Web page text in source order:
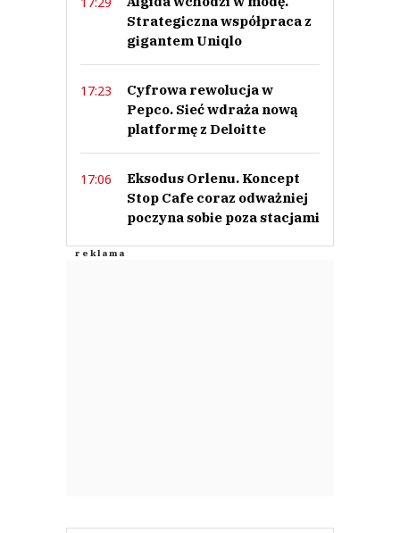
Strategiczna współpraca z
gigantem Uniqlo
17:23
Cyfrowa rewolucja w
Pepco. Sieć wdraża nową
platformę z Deloitte
17:06
Eksodus Orlenu. Koncept
Stop Cafe coraz odważniej
poczyna sobie poza stacjami